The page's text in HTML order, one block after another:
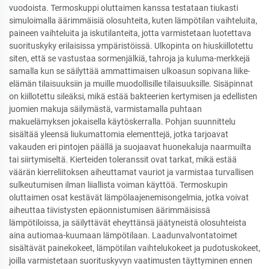
vuodoista. Termoskuppi oluttaimen kanssa testataan tiukasti
simuloimalla äärimmäisiä olosuhteita, kuten lämpötilan vaihteluita,
paineen vaihteluita ja iskutilanteita, jotta varmistetaan luotettava
suorituskyky erilaisissa ympäristöissä. Ulkopinta on hiuskiillotettu
siten, että se vastustaa sormenjälkiä, tahroja ja kuluma-merkkejä
samalla kun se säilyttää ammattimaisen ulkoasun sopivana liike-
elämän tilaisuuksiin ja muille muodollisille tilaisuuksille. Sisäpinnat
on kiillotettu sileäksi, mikä estää bakteerien kertymisen ja edellisten
juomien makuja säilymästä, varmistamalla puhtaan
makuelämyksen jokaisella käytöskerralla. Pohjan suunnittelu
sisältää yleensä liukumattomia elementtejä, jotka tarjoavat
vakauden eri pintojen päällä ja suojaavat huonekaluja naarmuilta
tai siirtymiseltä. Kierteiden toleranssit ovat tarkat, mikä estää
väärän kierreliitoksen aiheuttamat vauriot ja varmistaa turvallisen
sulkeutumisen ilman liiallista voiman käyttöä. Termoskupin
oluttaimen osat kestävät lämpölaajenemisongelmia, jotka voivat
aiheuttaa tiivistysten epäonnistumisen äärimmäisissä
lämpötiloissa, ja säilyttävät eheyttänsä jäätyneistä olosuhteista
aina autiomaa-kuumaan lämpötilaan. Laadunvalvontatoimet
sisältävät painekokeet, lämpötilan vaihtelukokeet ja pudotuskokeet,
joilla varmistetaan suorituskyvyn vaatimusten täyttyminen ennen